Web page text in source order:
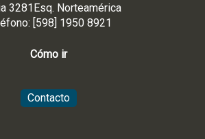
3281Esq. Norteamérica
[598] 1950 8921
Cómo ir
Contacto